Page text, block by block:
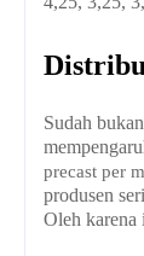
Sudah
precast per
produsen
Oleh karena